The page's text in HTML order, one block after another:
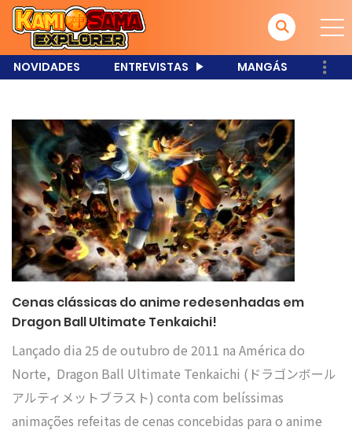
NOVIDADES ENTREVISTAS MANGÁS
Cenas clássicas do anime redesenhadas em
Dragon Ball Ultimate Tenkaichi!
Lançado dia 25 de outubro de 2011 na América do
Norte, Dragon Ball Ultimate Tenkaichi (ドラゴンボール
アルティメットブラスト) conta com belíssimas
animações refeitas de cenas concebidas para o anime